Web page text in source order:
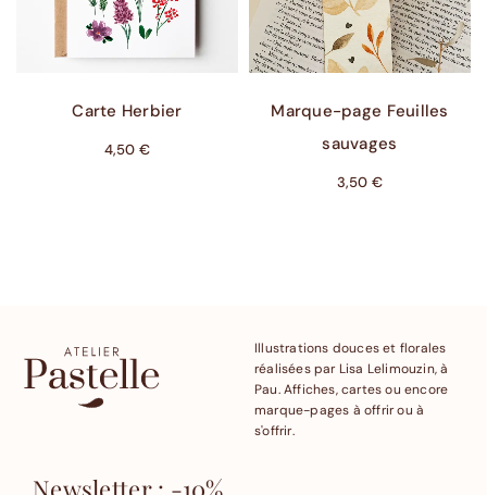
Ajouter Au Panier
Carte Herbier
4,50€
Ajouter Au Panier
Marque-page Feuilles
sauvages
3,50€
Illustrations douces et florales
réalisées par Lisa Lelimouzin, à
Pau. Affiches, cartes ou encore
marque-pages à offrir ou à
s'offrir.
Newsletter : -10%